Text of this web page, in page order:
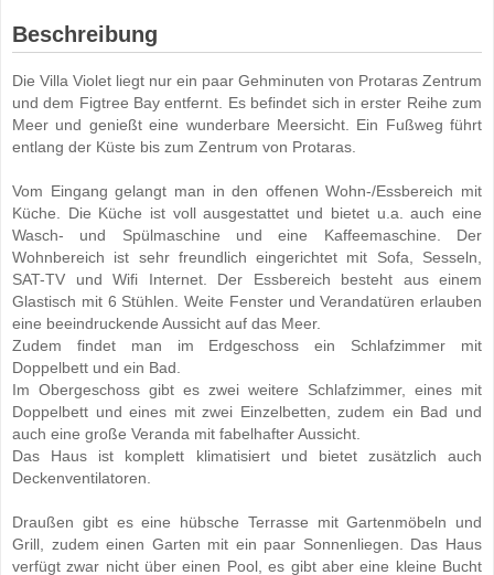
Beschreibung
Die Villa Violet liegt nur ein paar Gehminuten von Protaras Zentrum
und dem Figtree Bay entfernt. Es befindet sich in erster Reihe zum
Meer und genießt eine wunderbare Meersicht. Ein Fußweg führt
entlang der Küste bis zum Zentrum von Protaras.
Vom Eingang gelangt man in den offenen Wohn-/Essbereich mit
Küche. Die Küche ist voll ausgestattet und bietet u.a. auch eine
Wasch- und Spülmaschine und eine Kaffeemaschine. Der
Wohnbereich ist sehr freundlich eingerichtet mit Sofa, Sesseln,
SAT-TV und Wifi Internet. Der Essbereich besteht aus einem
Glastisch mit 6 Stühlen. Weite Fenster und Verandatüren erlauben
eine beeindruckende Aussicht auf das Meer.
Zudem findet man im Erdgeschoss ein Schlafzimmer mit
Doppelbett und ein Bad.
Im Obergeschoss gibt es zwei weitere Schlafzimmer, eines mit
Doppelbett und eines mit zwei Einzelbetten, zudem ein Bad und
auch eine große Veranda mit fabelhafter Aussicht.
Das Haus ist komplett klimatisiert und bietet zusätzlich auch
Deckenventilatoren.
Draußen gibt es eine hübsche Terrasse mit Gartenmöbeln und
Grill, zudem einen Garten mit ein paar Sonnenliegen. Das Haus
verfügt zwar nicht über einen Pool, es gibt aber eine kleine Bucht